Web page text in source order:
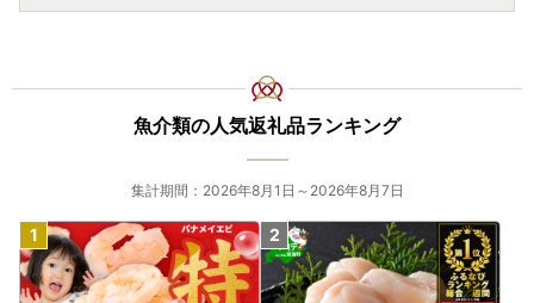
魚介類の人気返礼品ランキング
集計期間：2026年8月1日～2026年8月7日